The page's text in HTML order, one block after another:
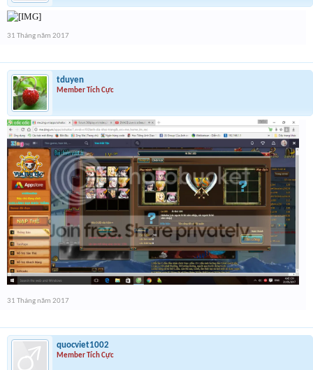
31 Tháng năm 2017
tduyen
Member Tích Cực
31 Tháng năm 2017
quocviet1002
Member Tích Cực